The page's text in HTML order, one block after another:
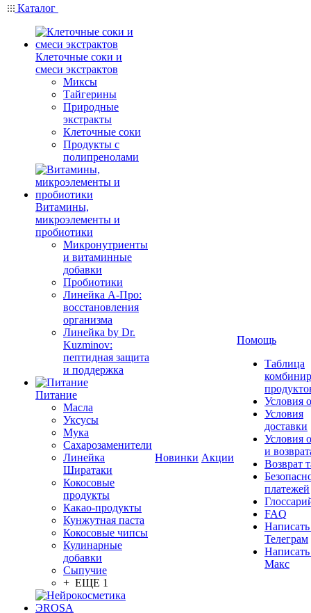
Каталог
Клеточные соки и
смеси экстрактов
Миксы
Тайгерины
Природные
экстракты
Клеточные соки
Продукты с
полипренолами
Витамины,
микроэлементы и
пробиотики
Микронутриенты
и витаминные
добавки
Пробиотики
Линейка А-Про:
восстановления
организма
Линейка by Dr.
Kuzminov:
пептидная защита
и поддержка
Питание
Масла
Уксусы
Мука
Сахарозаменители
Линейка
Ширатаки
Кокосовые
продукты
Какао-продукты
Кунжутная паста
Кокосовые чипсы
Кулинарные
добавки
Сыпучие
+ ЕЩЕ 1
Новинки Акции
Помощь
Таблица
Условия
Условия
доставки
Условия
и
Возврат
платежей
FAQ
Телеграм
Макс